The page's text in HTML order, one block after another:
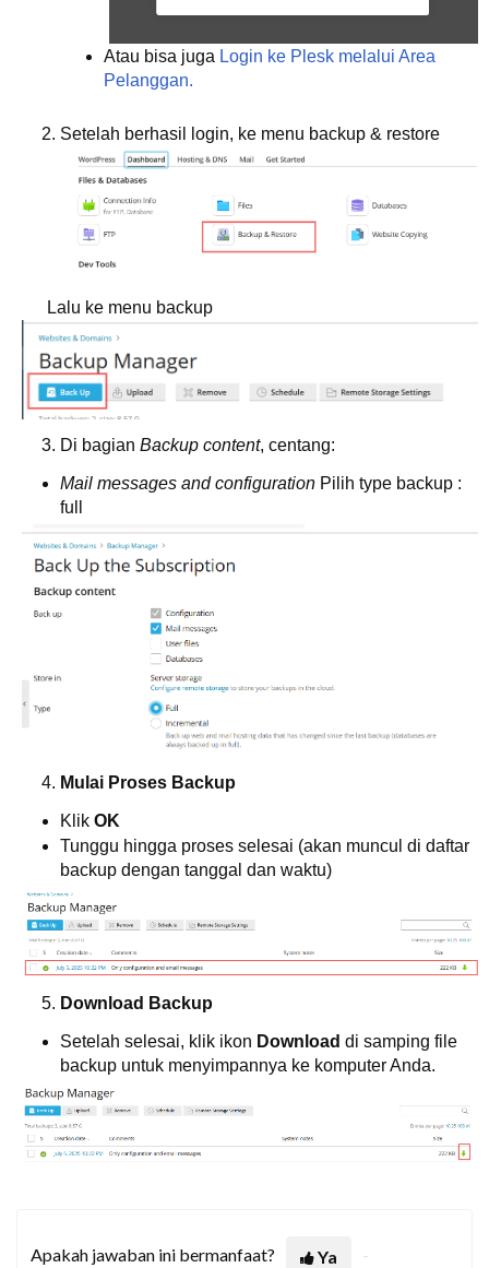
Atau bisa juga Login ke Plesk melalui Area
Pelanggan.
Setelah berhasil login, ke menu backup & restore
Lalu ke menu backup
Di bagian Backup content, centang:
Mail messages and configuration Pilih type backup :
full
Mulai Proses Backup
Klik OK
Tunggu hingga proses selesai (akan muncul di daftar
backup dengan tanggal dan waktu)
Download Backup
Setelah selesai, klik ikon Download di samping file
backup untuk menyimpannya ke komputer Anda.
Apakah jawaban ini bermanfaat?
Ya